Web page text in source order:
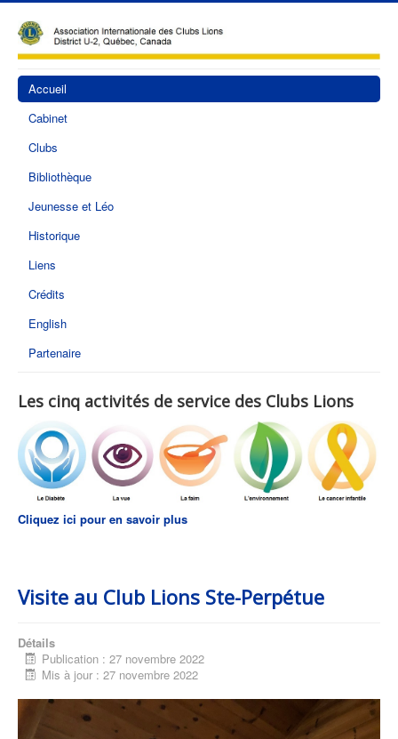
Accueil
Cabinet
Clubs
Bibliothèque
Jeunesse et Léo
Historique
Liens
Crédits
English
Partenaire
Les cinq activités de service des Clubs Lions
Cliquez ici pour en savoir plus
Visite au Club Lions Ste-Perpétue
Détails
Publication : 27 novembre 2022
Mis à jour : 27 novembre 2022